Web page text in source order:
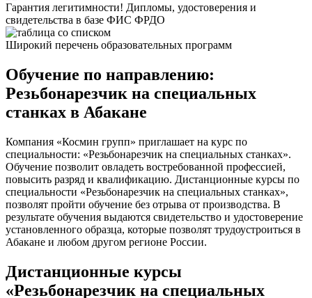
Гарантия легитимности! Дипломы, удостоверения и
свидетельства в базе ФИС ФРДО
Широкий перечень образовательных программ
Обучение по направлению:
Резьбонарезчик на специальных
станках в Абакане
Компания «Космин групп» приглашает на курс по
специальности: «Резьбонарезчик на специальных станках».
Обучение позволит овладеть востребованной профессией,
повысить разряд и квалификацию. Дистанционные курсы по
специальности «Резьбонарезчик на специальных станках»,
позволят пройти обучение без отрыва от производства. В
результате обучения выдаются свидетельство и удостоверение
установленного образца, которые позволят трудоустроиться в
Абакане и любом другом регионе России.
Дистанционные курсы
«Резьбонарезчик на специальных